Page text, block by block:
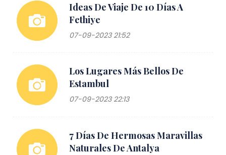
Ideas De Viaje De 10 Días A
Fethiye
07-09-2023 21:52
Los Lugares Más Bellos De
Estambul
07-09-2023 22:13
7 Días De Hermosas Maravillas
Naturales De Antalya